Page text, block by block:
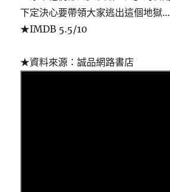
下定決心要帶領大家逃出這個地獄…
★IMDB 5.5/10
★資料來源：誠品網路書店